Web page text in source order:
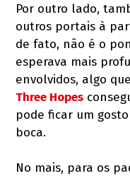
Por outro lado,
outros portais à
de fato, não é o
esperava mais
envolvidos, algo que
Three Hopes
pode ficar um
boca.
No mais, para os